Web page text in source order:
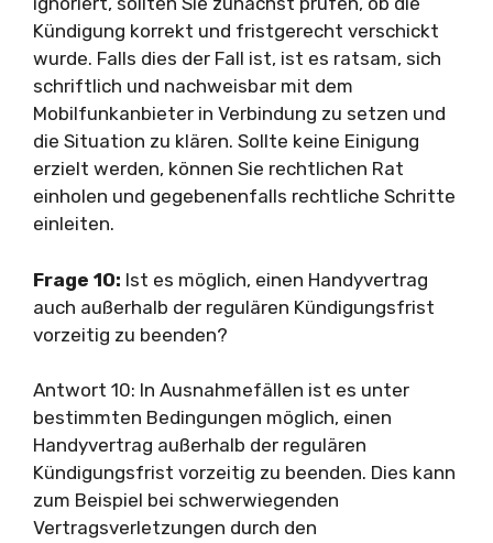
Kündigung korrekt und fristgerecht verschickt
wurde. Falls dies der Fall ist, ist es ratsam, sich
schriftlich und nachweisbar mit dem
Mobilfunkanbieter in Verbindung zu setzen und
die Situation zu klären. Sollte keine Einigung
erzielt werden, können Sie rechtlichen Rat
einholen und gegebenenfalls rechtliche Schritte
einleiten.
Frage 10: Ist es möglich, einen Handyvertrag
auch außerhalb der regulären Kündigungsfrist
vorzeitig zu beenden?
Antwort 10: In Ausnahmefällen ist es unter
bestimmten Bedingungen möglich, einen
Handyvertrag außerhalb der regulären
Kündigungsfrist vorzeitig zu beenden. Dies kann
zum Beispiel bei schwerwiegenden
Vertragsverletzungen durch den